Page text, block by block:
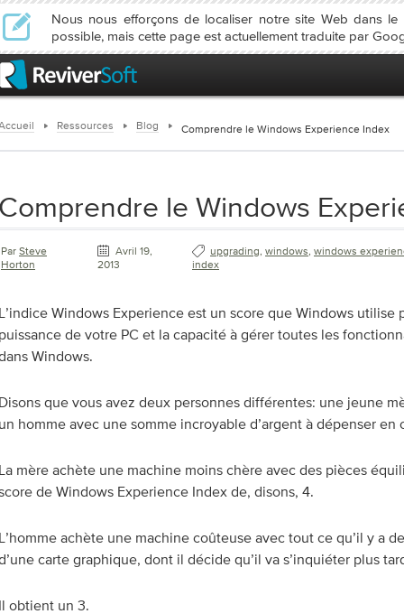
Nous nous efforçons de localiser notre site Web dans
possible, mais cette page est actuellement traduite par
Ressources Blog Comprendre le Windows Experience Index
le Windows
Par Steve
Horton
Avril 19,
2013
upgrading, windows, windows
index
Windows Experience est un score que Windows utilise
de votre PC et la capacité à gérer toutes les
Windows.
que vous avez deux personnes différentes: une jeune
homme avec une somme incroyable d’argent à dépenser en
mère achète une machine moins chère avec des pièces
de Windows Experience Index de, disons, 4.
achète une machine coûteuse avec tout ce qu’il y a
carte graphique, dont il décide qu’il va s’inquiéter plus
obtient un 3.